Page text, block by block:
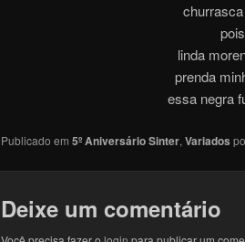
linda
prenda
essa negra
Publicado em 5º Aniversário Sinter, Variados
Deixe um comentário